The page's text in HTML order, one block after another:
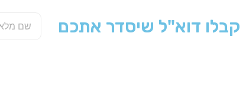
קבלו דוא"ל שיסדר אתכם